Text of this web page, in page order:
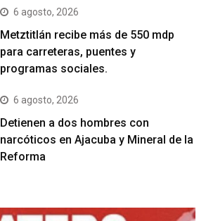
6 agosto, 2026
Metztitlán recibe más de 550 mdp
para carreteras, puentes y
programas sociales.
6 agosto, 2026
Detienen a dos hombres con
narcóticos en Ajacuba y Mineral de la
Reforma